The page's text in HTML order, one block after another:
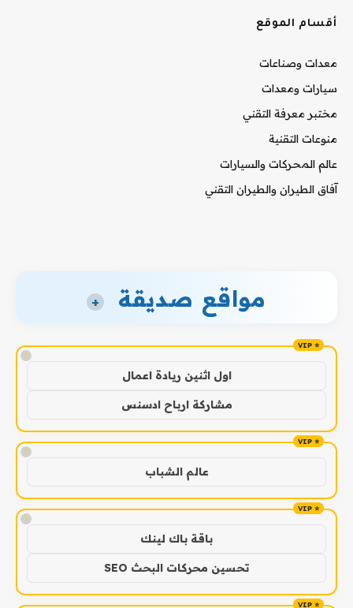
أقسام الموقع
معدات وصناعات
سيارات ومعدات
مختبر معرفة التقني
منوعات التقنية
عالم المحركات والسيارات
آفاق الطيران والطيران التقني
مواقع صديقة +
!
اول اثنين ريادة اعمال
مشاركة ارباح ادسنس
!
عالم الشباب
!
باقة باك لينك
تحسين محركات البحث SEO